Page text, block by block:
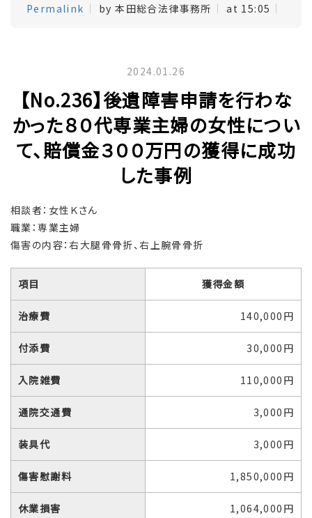
Permalink by 本田総合法律事務所 at 15:05
2024.01.26
【No.236】後遺障害申請を行わな
かった８０代専業主婦の女性につい
て、賠償金３００万円の獲得に成功
した事例
相談者：女性Ｋさん
職業：専業主婦
傷害の内容：右大腿骨骨折、右上腕骨骨折
項目 獲得金額
治療費 140,000円
付添費 30,000円
入院雑費 110,000円
通院交通費 3,000円
装具代 3,000円
傷害慰謝料 1,850,000円
休業損害 1,064,000円